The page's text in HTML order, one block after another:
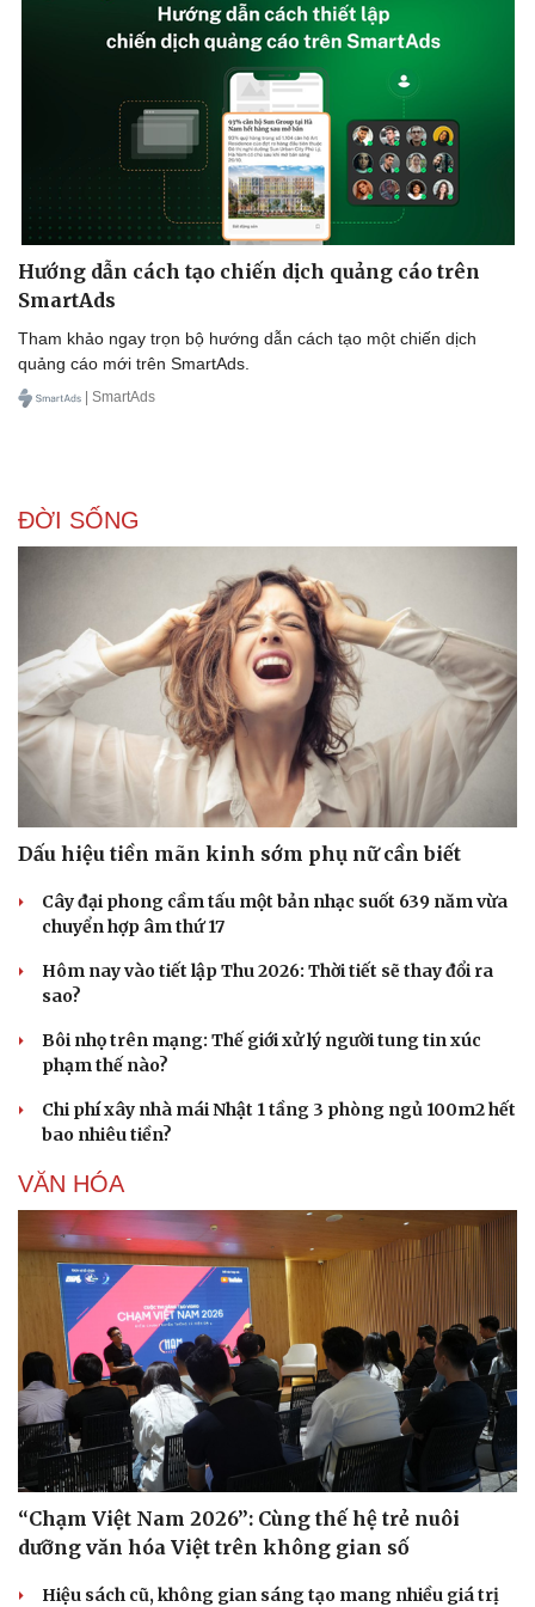
Doanh nghiệp
Thông tin doanh nghiệp
Doanh nghiệp 24h
Doanh nhân
Vì cộng đồng
Công nghệ
Sành điệu
Tin Công nghệ
Trải nghiệm
Chuyển đổi số
Hướng dẫn cách tạo chiến dịch quảng cáo trên
SmartAds
Tham khảo ngay trọn bộ hướng dẫn cách tạo một chiến dịch
quảng cáo mới trên SmartAds.
| SmartAds
ĐỜI SỐNG
Dấu hiệu tiền mãn kinh sớm phụ nữ cần biết
Cây đại phong cầm tấu một bản nhạc suốt 639 năm vừa
chuyển hợp âm thứ 17
Hôm nay vào tiết lập Thu 2026: Thời tiết sẽ thay đổi ra
sao?
Bôi nhọ trên mạng: Thế giới xử lý người tung tin xúc
phạm thế nào?
Chi phí xây nhà mái Nhật 1 tầng 3 phòng ngủ 100m2 hết
bao nhiêu tiền?
VĂN HÓA
“Chạm Việt Nam 2026”: Cùng thế hệ trẻ nuôi
dưỡng văn hóa Việt trên không gian số
Hiệu sách cũ, không gian sáng tạo mang nhiều giá trị